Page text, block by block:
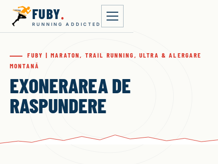
FUBY.
RUNNING ADDICTED
FUBY | MARATON, TRAIL RUNNING, ULTRA & ALERGARE
MONTANĂ
EXONERAREA DE
RASPUNDERE